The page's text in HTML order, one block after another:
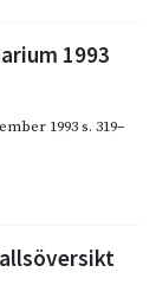
1993
1993s. 319–